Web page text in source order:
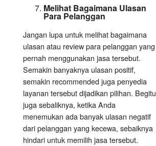
Melihat Bagaimana Ulasan
Para Pelanggan
Jangan lupa untuk melihat bagaimana
ulasan atau review para pelanggan yang
pernah menggunakan jasa tersebut.
Semakin banyaknya ulasan positif,
semakin recommended juga penyedia
layanan tersebut dijadikan pilihan. Begitu
juga sebaliknya, ketika Anda
menemukan ada banyak ulasan negatif
dari pelanggan yang kecewa, sebaiknya
hindari untuk memilih jasa tersebut.